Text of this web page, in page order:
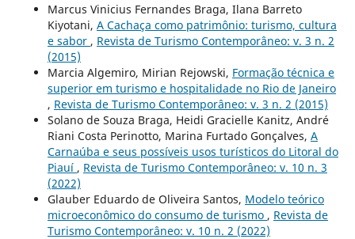
Marcus Vinicius Fernandes Braga, Ilana Barreto
Kiyotani, A Cachaça como patrimônio: turismo, cultura
e sabor , Revista de Turismo Contemporâneo: v. 3 n. 2
(2015)
Marcia Algemiro, Mirian Rejowski, Formação técnica e
superior em turismo e hospitalidade no Rio de Janeiro
, Revista de Turismo Contemporâneo: v. 3 n. 2 (2015)
Solano de Souza Braga, Heidi Gracielle Kanitz, André
Riani Costa Perinotto, Marina Furtado Gonçalves, A
Carnaúba e seus possíveis usos turísticos do Litoral do
Piauí , Revista de Turismo Contemporâneo: v. 10 n. 3
(2022)
Glauber Eduardo de Oliveira Santos, Modelo teórico
microeconômico do consumo de turismo , Revista de
Turismo Contemporâneo: v. 10 n. 2 (2022)